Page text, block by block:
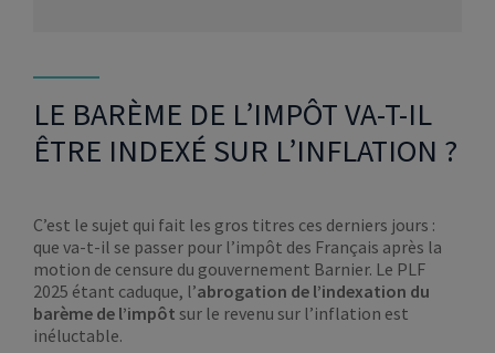
LE BARÈME DE L’IMPÔT VA-T-IL
ÊTRE INDEXÉ SUR L’INFLATION ?
C’est le sujet qui fait les gros titres ces derniers jours :
que va-t-il se passer pour l’impôt des Français après la
motion de censure du gouvernement Barnier. Le PLF
2025 étant caduque, l’abrogation de l’indexation du
barème de l’impôt sur le revenu sur l’inflation est
inéluctable.